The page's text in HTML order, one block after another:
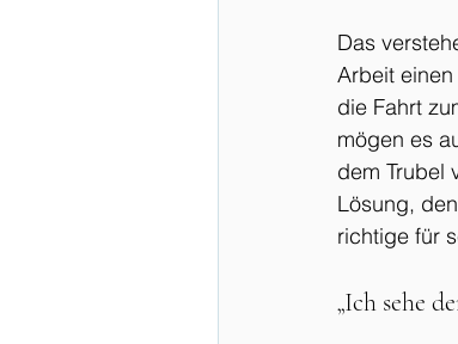
Das
Arbeit
die Fahrt
mögen es
dem Trubel
Lösung,
richtige für
„Ich sehe